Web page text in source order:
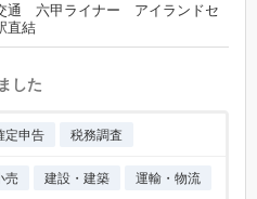
通 六甲ライナー アイランドセ
直結
した
定申告 税務調査
売 建設・建築
運輸・物流